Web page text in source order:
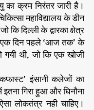
का क्रम निरंतर जारी है।
महाविद्यालय के डीन
कि दिल्ली के द्वारका क्षेत्र
दिन पहले ‘आज तक’ के
गयी थी, जो कि एक खोजी
इंसानी कलेजों का
गिरा हुआ और घिनौना
लोकतंत्र नही चाहिए।